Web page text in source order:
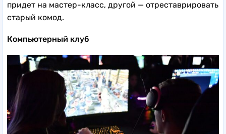
придет на мастер-класс, другой — отреставрировать
старый комод.
Компьютерный клуб